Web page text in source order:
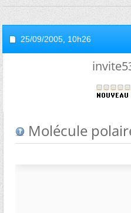
25/09/2005, 10h26
Molécule